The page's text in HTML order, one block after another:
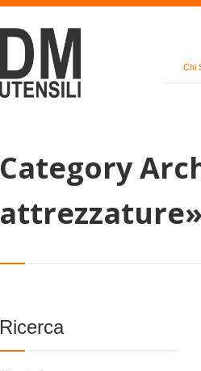
Chi
Category
attrezzature»
Ricerca